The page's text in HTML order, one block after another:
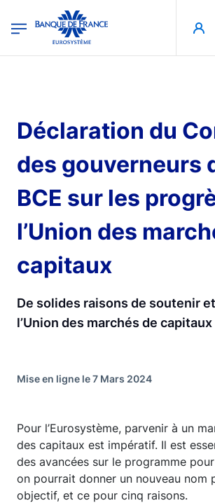
Banque de France - Menu Principal
Déclaration du
des gouverneurs
BCE sur les
l’Union des
capitaux
De solides raisons de soutenir
l’Union des marchés de capitaux
Mise en ligne le 7 Mars 2024
Pour l’Eurosystème, parvenir à un
des capitaux est impératif. Il est
des avancées sur le programme pour
on pourrait donner un nouveau nom
objectif, et ce pour cinq raisons.